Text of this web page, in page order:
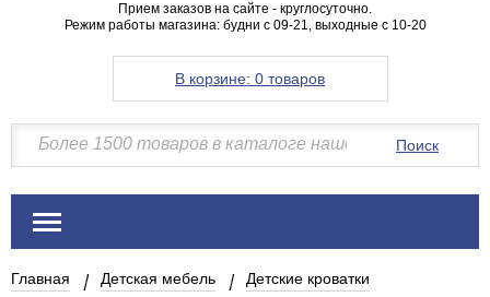
Прием заказов на сайте - круглосуточно.
Режим работы магазина: будни с 09-21, выходные с 10-20
В корзине: 0 товаров
Поиск
Главная Детская мебель
Детские кроватки